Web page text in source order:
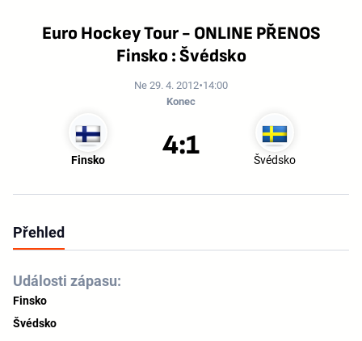
Euro Hockey Tour - ONLINE PŘENOS
Finsko : Švédsko
Ne 29. 4. 2012 14:00
Konec
Finsko Švédsko
4:1
Přehled
Události zápasu:
Finsko
Švédsko